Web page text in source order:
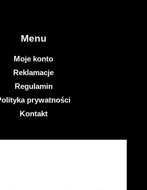
Menu
Moje konto
Reklamacje
Regulamin
prywatności
Kontakt